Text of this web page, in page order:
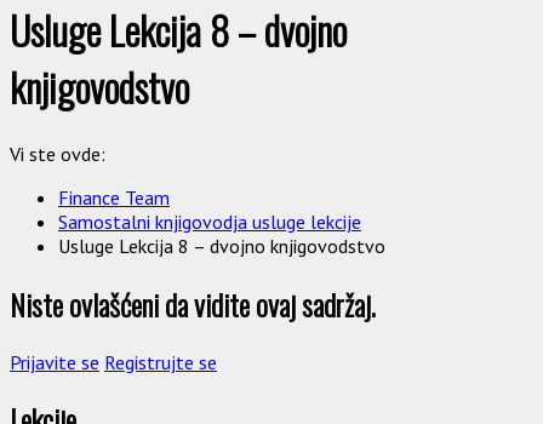
Usluge Lekcija 8 – dvojno
knjigovodstvo
Vi ste ovde:
Finance Team
Samostalni knjigovodja usluge lekcije
Usluge Lekcija 8 – dvojno knjigovodstvo
Niste ovlašćeni da vidite ovaj sadržaj.
Prijavite se Registrujte se